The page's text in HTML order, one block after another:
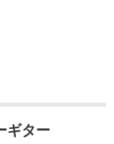
ギター